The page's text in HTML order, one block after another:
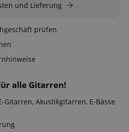
alle Gitarren!
Akustikgitarren, E-Bässe
und Lieferung
prüfen